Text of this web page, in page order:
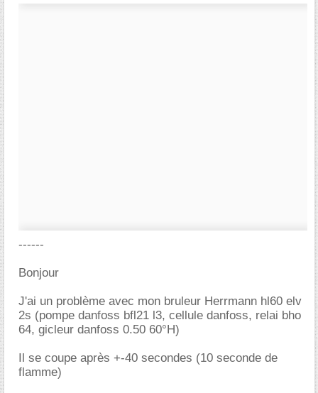
------
Bonjour
J'ai un problème avec mon bruleur Herrmann hl60 elv
2s (pompe danfoss bfl21 l3, cellule danfoss, relai bho
64, gicleur danfoss 0.50 60°H)
Il se coupe après +-40 secondes (10 seconde de
flamme)